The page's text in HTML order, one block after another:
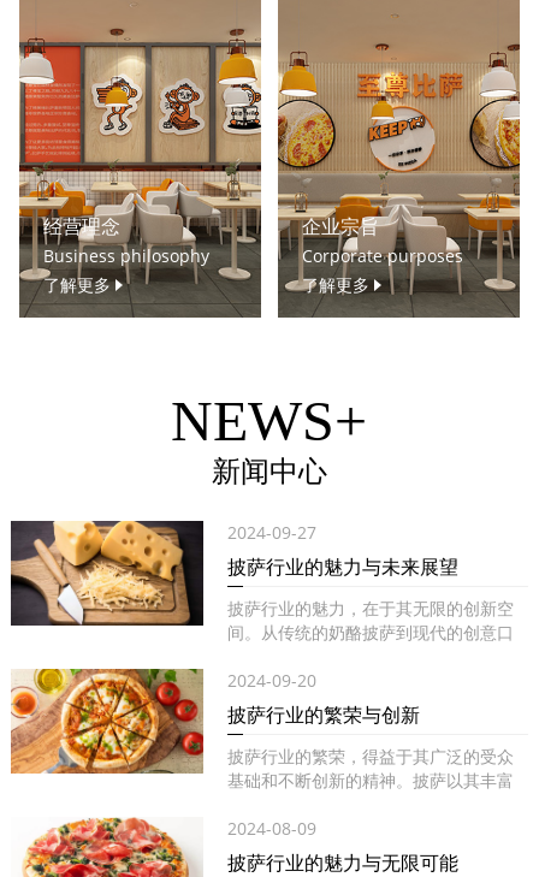
经营理念
Business philosophy
了解更多
企业宗旨
Corporate purposes
了解更多
NEWS+
新闻中心
2024-09-27
披萨行业的魅力与未来展望
披萨行业的魅力，在于其无限的创新空
间。从传统的奶酪披萨到现代的创意口
2024-09-20
披萨行业的繁荣与创新
披萨行业的繁荣，得益于其广泛的受众
基础和不断创新的精神。披萨以其丰富
2024-08-09
披萨行业的魅力与无限可能